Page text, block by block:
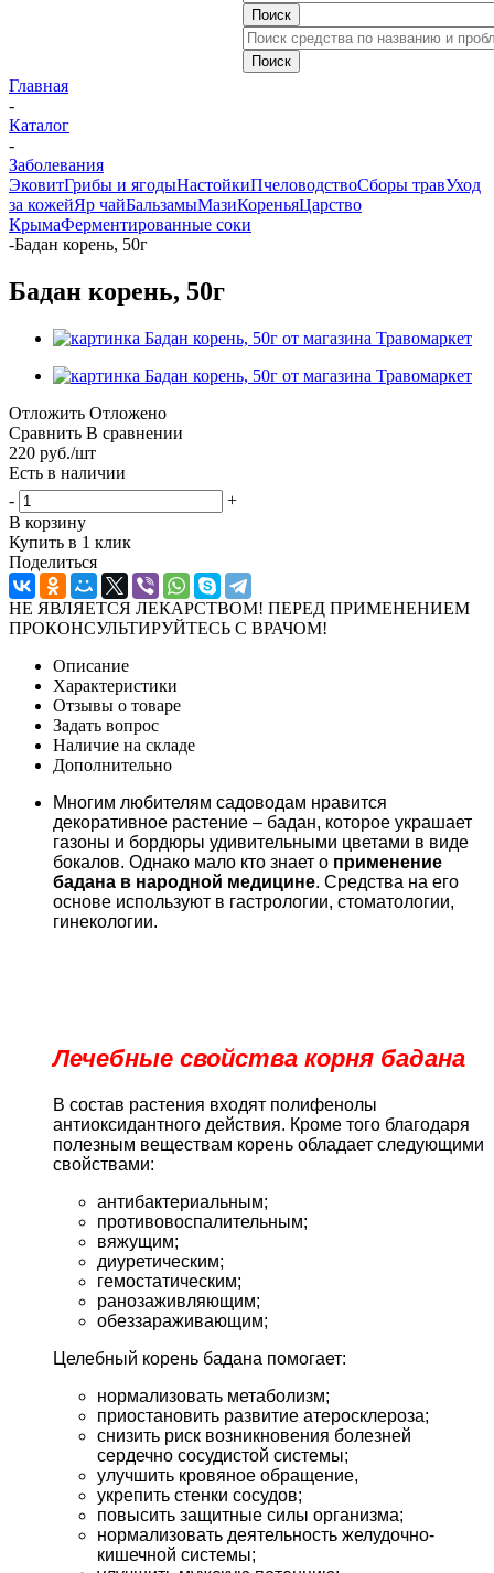
Главная
-
Каталог
-
Заболевания
ЭковитГрибы и ягодыНастойкиПчеловодствоСборы травУход
за кожейЯр чайБальзамыМазиКореньяЦарство
КрымаФерментированные соки
-Бадан корень, 50г
Бадан корень, 50г
Отложить Отложено
Сравнить В сравнении
220 руб./шт
Есть в наличии
-
+
В корзину
Купить в 1 клик
Поделиться
НЕ ЯВЛЯЕТСЯ ЛЕКАРСТВОМ! ПЕРЕД ПРИМЕНЕНИЕМ
ПРОКОНСУЛЬТИРУЙТЕСЬ С ВРАЧОМ!
Описание
Характеристики
Отзывы о товаре
Задать вопрос
Наличие на складе
Дополнительно
Многим любителям садоводам нравится
декоративное растение – бадан, которое украшает
газоны и бордюры удивительными цветами в виде
бокалов. Однако мало кто знает о применение
бадана в народной медицине. Средства на его
основе используют в гастрологии, стоматологии,
гинекологии.
Лечебные свойства корня бадана
В состав растения входят полифенолы
антиоксидантного действия. Кроме того благодаря
полезным веществам корень обладает следующими
свойствами:
антибактериальным;
противовоспалительным;
вяжущим;
диуретическим;
гемостатическим;
ранозаживляющим;
обеззараживающим;
Целебный корень бадана помогает:
нормализовать метаболизм;
приостановить развитие атеросклероза;
снизить риск возникновения болезней
сердечно сосудистой системы;
улучшить кровяное обращение,
укрепить стенки сосудов;
повысить защитные силы организма;
нормализовать деятельность желудочно-
кишечной системы;